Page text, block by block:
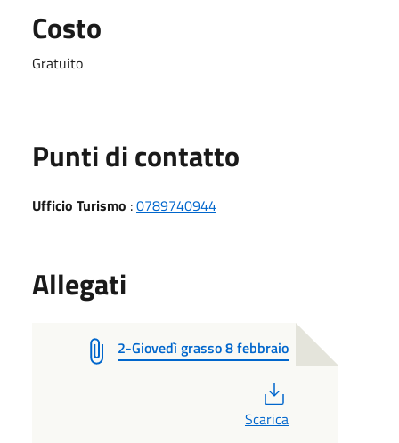
Costo
Gratuito
Punti di contatto
Ufficio Turismo :0789740944
Allegati
2-Giovedì grasso 8 febbraio
Scarica